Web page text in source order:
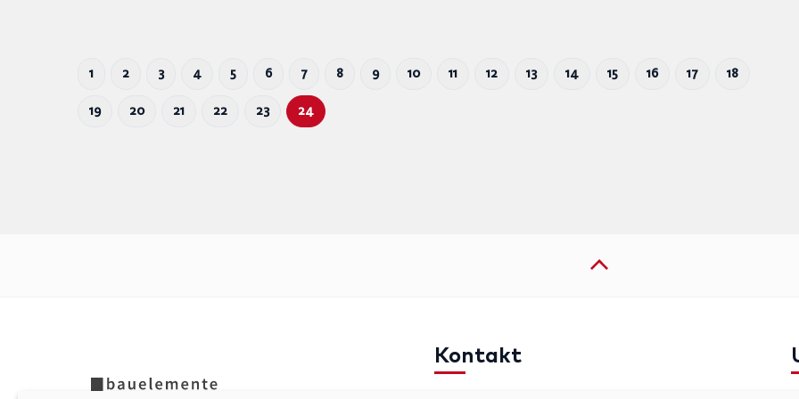
1 2 3 4 5 6 7 8 9 10 11 12 13 14 15 16 17 18
19 20 21 22 23 24
Kontakt